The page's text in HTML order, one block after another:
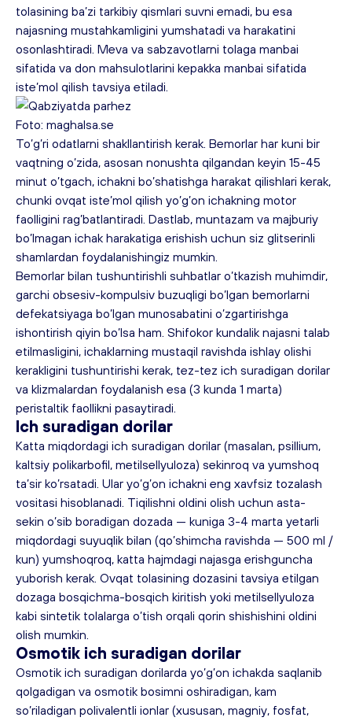
tolasining ba’zi tarkibiy qismlari suvni emadi, bu esa
najasning mustahkamligini yumshatadi va harakatini
osonlashtiradi. Meva va sabzavotlarni tolaga manbai
sifatida va don mahsulotlarini kepakka manbai sifatida
iste’mol qilish tavsiya etiladi.
Foto: maghalsa.se
To’g’ri odatlarni shakllantirish kerak. Bemorlar har kuni bir
vaqtning o’zida, asosan nonushta qilgandan keyin 15-45
minut o’tgach, ichakni bo’shatishga harakat qilishlari kerak,
chunki ovqat iste’mol qilish yo’g’on ichakning motor
faolligini rag’batlantiradi. Dastlab, muntazam va majburiy
bo’lmagan ichak harakatiga erishish uchun siz glitserinli
shamlardan foydalanishingiz mumkin.
Bemorlar bilan tushuntirishli suhbatlar o’tkazish muhimdir,
garchi obsesiv-kompulsiv buzuqligi bo’lgan bemorlarni
defekatsiyaga bo’lgan munosabatini o’zgartirishga
ishontirish qiyin bo’lsa ham. Shifokor kundalik najasni talab
etilmasligini, ichaklarning mustaqil ravishda ishlay olishi
kerakligini tushuntirishi kerak, tez-tez ich suradigan dorilar
va klizmalardan foydalanish esa (3 kunda 1 marta)
peristaltik faollikni pasaytiradi.
Ich suradigan dorilar
Katta miqdordagi ich suradigan dorilar (masalan, psillium,
kaltsiy polikarbofil, metilsellyuloza) sekinroq va yumshoq
ta’sir ko’rsatadi. Ular yo’g’on ichakni eng xavfsiz tozalash
vositasi hisoblanadi. Tiqilishni oldini olish uchun asta-
sekin o’sib boradigan dozada — kuniga 3-4 marta yetarli
miqdordagi suyuqlik bilan (qo’shimcha ravishda — 500 ml /
kun) yumshoqroq, katta hajmdagi najasga erishguncha
yuborish kerak. Ovqat tolasining dozasini tavsiya etilgan
dozaga bosqichma-bosqich kiritish yoki metilsellyuloza
kabi sintetik tolalarga o’tish orqali qorin shishishini oldini
olish mumkin.
Osmotik ich suradigan dorilar
Osmotik ich suradigan dorilarda yo’g’on ichakda saqlanib
qolgadigan va osmotik bosimni oshiradigan, kam
so’riladigan polivalentli ionlar (xususan, magniy, fosfat,